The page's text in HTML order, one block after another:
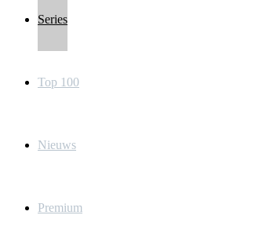
Series
Top 100
Nieuws
Premium